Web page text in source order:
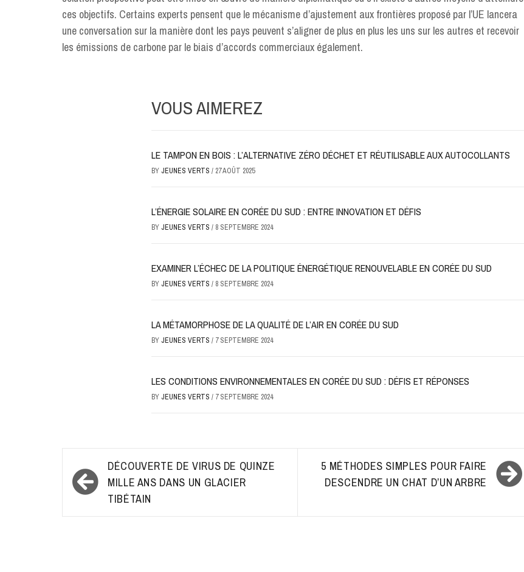
ces objectifs. Certains experts pensent que le mécanisme d’ajustement aux frontières proposé par l’UE lancera
une conversation sur la manière dont les pays peuvent s’aligner de plus en plus les uns sur les autres et recevoir
les émissions de carbone par le biais d’accords commerciaux également.
VOUS AIMEREZ
LE TAMPON EN BOIS : L’ALTERNATIVE ZÉRO DÉCHET ET RÉUTILISABLE AUX AUTOCOLLANTS
BY JEUNES VERTS / 27 AOÛT 2025
L’ÉNERGIE SOLAIRE EN CORÉE DU SUD : ENTRE INNOVATION ET DÉFIS
BY JEUNES VERTS / 8 SEPTEMBRE 2024
EXAMINER L’ÉCHEC DE LA POLITIQUE ÉNERGÉTIQUE RENOUVELABLE EN CORÉE DU SUD
BY JEUNES VERTS / 8 SEPTEMBRE 2024
LA MÉTAMORPHOSE DE LA QUALITÉ DE L’AIR EN CORÉE DU SUD
BY JEUNES VERTS / 7 SEPTEMBRE 2024
LES CONDITIONS ENVIRONNEMENTALES EN CORÉE DU SUD : DÉFIS ET RÉPONSES
BY JEUNES VERTS / 7 SEPTEMBRE 2024
Navigation
de
l’article
DÉCOUVERTE DE VIRUS DE QUINZE
MILLE ANS DANS UN GLACIER
TIBÉTAIN
5 MÉTHODES SIMPLES POUR FAIRE
DESCENDRE UN CHAT D’UN ARBRE